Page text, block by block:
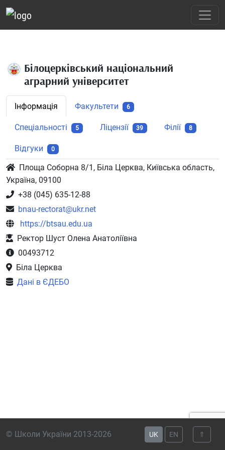
Білоцерківський національний
аграрний університет
Інформація Факультети 6
Спеціальності 5 Ліцензії 39 Філії 8
Відгуки 0
Площа Соборна 8/1, Біла Церква, Київська область,
Україна, 09100
+38 (045) 635-12-88
bnau-rectorat@ukr.net
https://btsau.edu.ua
Ректор Шуст Олена Анатоліївна
00493712
Біла Церква
Дані в ЄДЕБО
© Школи України 2013-2026 UK EN ⇑